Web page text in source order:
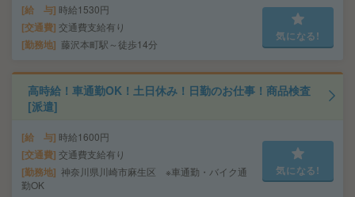
給 与 時給1530円
交通費 交通費支給有り
勤務地 藤沢本町駅～徒歩14分
気になる!
高時給！車通勤OK！土日休み！日勤のお仕事！商品検査
[派遣]
給 与 時給1600円
交通費 交通費支給有り
勤務地 神奈川県川崎市麻生区 ※車通勤・バイク通
勤OK
気になる!